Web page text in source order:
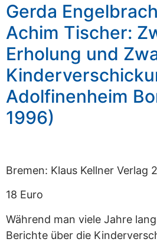
Gerda
Achim Tischer:
Erholung und
Adolfinenheim
1996)
Bremen: Klaus Kellner Verlag
18 Euro
Während man viele Jahre
Berichte über die